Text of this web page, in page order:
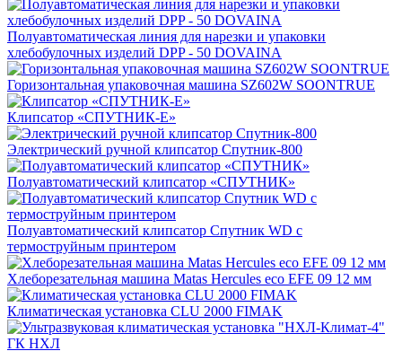
Полуавтоматическая линия для нарезки и упаковки
хлебобулочных изделий DPP - 50 DOVAINA
Горизонтальная упаковочная машина SZ602W SOONTRUE
Клипсатор «СПУТНИК-Е»
Электрический ручной клипсатор Спутник-800
Полуавтоматический клипсатор «СПУТНИК»
Полуавтоматический клипсатор Спутник WD с
термоструйным принтером
Хлеборезательная машина Matas Hercules eco EFE 09 12 мм
Климатическая установка CLU 2000 FIMAK